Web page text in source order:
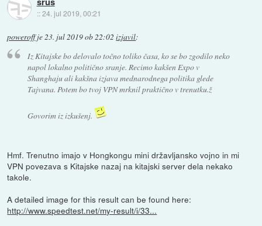
::24. jul 2019, 00:21
poweroffje23. jul 2019 ob 22:02 izjavil:
Iz Kitajske bo delovalo točno toliko časa, ko se bo zgodilo neko
napol lokalno politično sranje. Recimo kakšen Expo v
Shanghaju ali kakšna izjava mednarodnega politika glede
Tajvana. Potem bo tvoj VPN mrknil praktično v trenutku.ž
Govorim iz izkušenj.
Hmf. Trenutno imajo v Hongkongu mini državljansko vojno in mi
VPN povezava s Kitajske nazaj na kitajski server dela nekako
takole.
A detailed image for this result can be found here:
http://www.speedtest.net/my-result/i/33...